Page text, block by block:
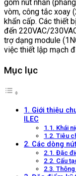
gồm nút nhấn
vòm, công tắc xoay
khẩn cấp. Các thiết
đến 220VAC/
trợ dạng module
việc thiết lập mạch
Mục lục
1. Giới thiệu
ILEC
1.1. Khái
1.2. Tiêu
2. Các dòng
2.1. Đặc
2.2. Cấu
2.3.